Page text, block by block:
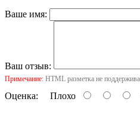
Ваше имя:
Ваш отзыв:
Примечание: HTML разметка не
Оценка: Плохо